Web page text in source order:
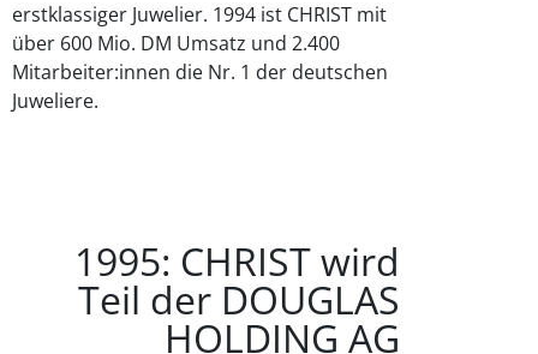
erstklassiger Juwelier. 1994 ist CHRIST mit
über 600 Mio. DM Umsatz und 2.400
Mitarbeiter:innen die Nr. 1 der deutschen
Juweliere.
1995: CHRIST wird
Teil der DOUGLAS
HOLDING AG